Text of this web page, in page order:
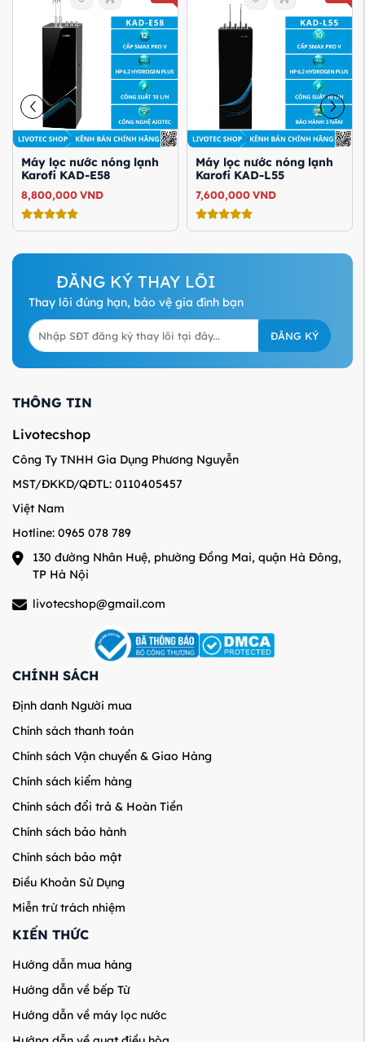
Máy lọc nước nóng lạnh
Karofi KAD-E58
8,800,000VND
Máy lọc nước nóng lạnh
Karofi KAD-L55
7,600,000VND
ĐĂNG KÝ THAY LÕI
Thay lõi đúng hạn, bảo vệ gia đình bạn
ĐĂNG KÝ
THÔNG TIN
Livotecshop
Công Ty TNHH Gia Dụng Phương Nguyễn
MST/ĐKKD/QĐTL: 0110405457
Việt Nam
Hotline: 0965 078 789
130 đường Nhân Huệ, phường Đồng Mai, quận Hà Đông,
TP Hà Nội
livotecshop@gmail.com
CHÍNH SÁCH
Định danh Người mua
Chính sách thanh toán
Chính sách Vận chuyển & Giao Hàng
Chính sách kiểm hàng
Chính sách đổi trả & Hoàn Tiền
Chính sách bảo hành
Chính sách bảo mật
Điều Khoản Sử Dụng
Miễn trừ trách nhiệm
KIẾN THỨC
Hướng dẫn mua hàng
Hướng dẫn về bếp Từ
Hướng dẫn về máy lọc nước